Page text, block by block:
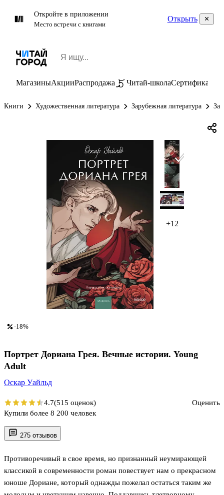
Откройте в приложении
Место встречи с книгами
Открыть
МагазиныАкцииРаспродажа Читай-школаСертификаты
Книги Художественная литература Зарубежная литература
+12
275 отзывов
Противоречивый в свое время, но признанный неумирающей
классикой в современности роман повествует нам о прекрасном
юноше Дориане, который однажды пожелал остаться таким же
-18%
Портрет Дориана Грея. Вечные истории. Young
Adult
Оскар Уайльд
4.7(515 оценок)
Оценить
Купили более 8 200 человек